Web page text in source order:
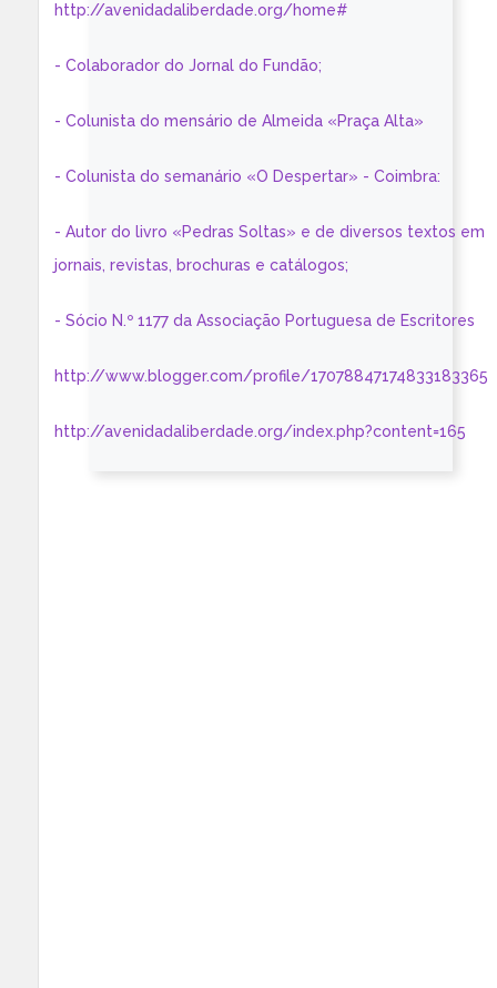
http://avenidadaliberdade.org/home#
- Colaborador do Jornal do Fundão;
- Colunista do mensário de Almeida «Praça Alta»
- Colunista do semanário «O Despertar» - Coimbra:
- Autor do livro «Pedras Soltas» e de diversos textos em
jornais, revistas, brochuras e catálogos;
- Sócio N.º 1177 da Associação Portuguesa de Escritores
http://www.blogger.com/profile/17078847174833183365
http://avenidadaliberdade.org/index.php?content=165